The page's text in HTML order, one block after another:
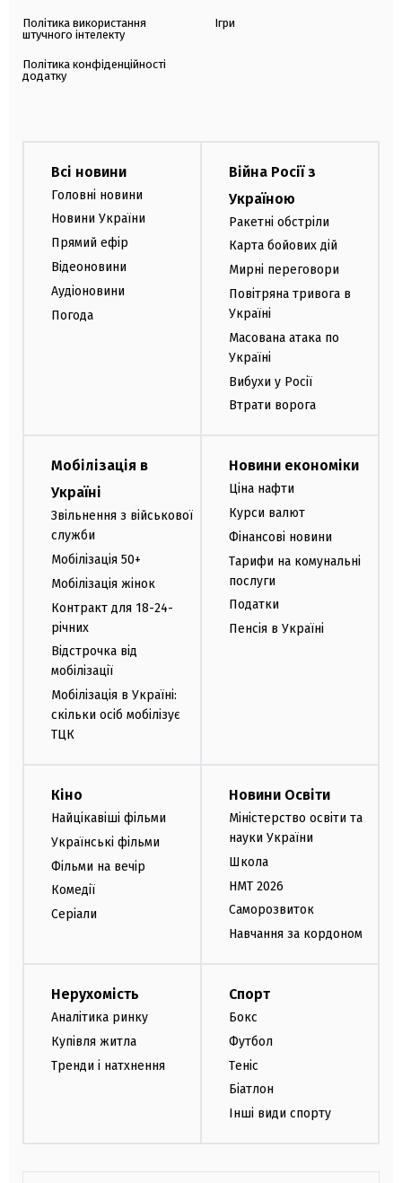
Політика використання
штучного інтелекту
Політика конфіденційності
додатку
Ігри
Всі новини
Головні новини
Новини України
Прямий ефір
Відеоновини
Аудіоновини
Погода
Війна Росії з
Україною
Ракетні обстріли
Карта бойових дій
Мирні переговори
Повітряна тривога в
Україні
Масована атака по
Україні
Вибухи у Росії
Втрати ворога
Мобілізація в
Україні
Звільнення з військової
служби
Мобілізація 50+
Мобілізація жінок
Контракт для 18-24-
річних
Відстрочка від
мобілізації
Мобілізація в Україні:
скільки осіб мобілізує
ТЦК
Новини економіки
Ціна нафти
Курси валют
Фінансові новини
Тарифи на комунальні
послуги
Податки
Пенсія в Україні
Кіно
Найцікавіші фільми
Українські фільми
Фільми на вечір
Комедії
Серіали
Новини Освіти
Міністерство освіти та
науки України
Школа
НМТ 2026
Саморозвиток
Навчання за кордоном
Нерухомість
Аналітика ринку
Купівля житла
Тренди і натхнення
Спорт
Бокс
Футбол
Теніс
Біатлон
Інші види спорту